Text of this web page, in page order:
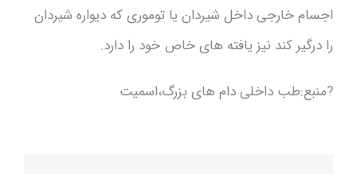
اجسام خارجی داخل شیردان یا توموری که دیواره شیردان
را درگیر کند نیز یافته های خاص خود را دارد.
?منبع:طب داخلی دام های بزرگ،اسمیت